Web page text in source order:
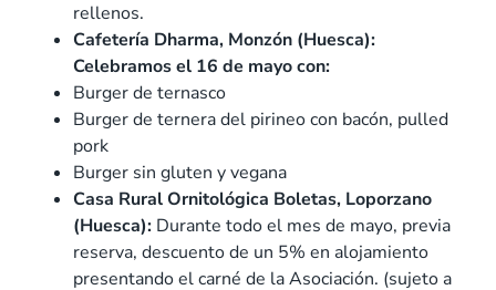
rellenos.
Cafetería Dharma, Monzón (Huesca):
Celebramos el 16 de mayo con:
Burger de ternasco
Burger de ternera del pirineo con bacón, pulled
pork
Burger sin gluten y vegana
Casa Rural Ornitológica Boletas, Loporzano
(Huesca): Durante todo el mes de mayo, previa
reserva, descuento de un 5% en alojamiento
presentando el carné de la Asociación. (sujeto a